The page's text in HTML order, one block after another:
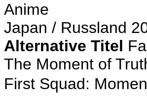
Anime
Japan / Russland
Alternative Titel
The Moment of
First Squad: